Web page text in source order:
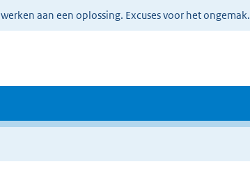
aan een oplossing. Excuses voor het ongemak.